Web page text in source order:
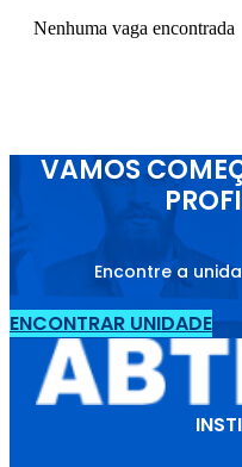
Nenhuma vaga encontrada
VAMOS
Encontre a
ENCONTRAR UNIDADE